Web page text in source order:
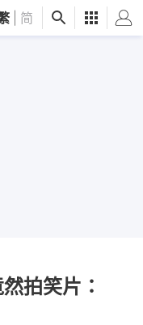
简
拍笑片：